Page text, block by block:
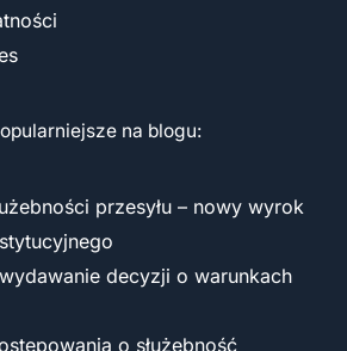
na blogu:
przesyłu – nowy wyrok
decyzji o warunkach
o służebność